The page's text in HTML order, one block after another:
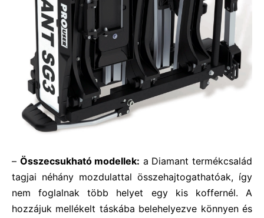
– Összecsukható modellek: a Diamant termékcsalád
tagjai néhány mozdulattal összehajtogathatóak, így
nem foglalnak több helyet egy kis koffernél. A
hozzájuk mellékelt táskába belehelyezve könnyen és